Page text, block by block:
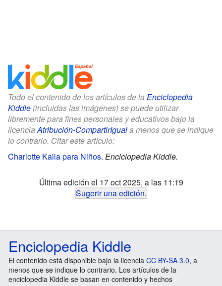
Todo el contenido de los artículos de la Enciclopedia
Kiddle (incluidas las imágenes) se puede utilizar
libremente para fines personales y educativos bajo la
licenciaAtribución-CompartirIguala menos que se indique
lo contrario. Citar este artículo:
Charlotte Kalla para Niños. Enciclopedia Kiddle.
Última edición el 17 oct 2025, a las 11:19
Sugerir una edición.
Enciclopedia Kiddle
El contenido está disponible bajo la licencia CC BY-SA 3.0, a
menos que se indique lo contrario. Los artículos de la
enciclopedia Kiddle se basan en contenido y hechos